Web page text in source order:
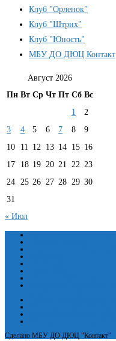
Клуб "Орленок"
Клуб "Штрих"
Клуб "Юность"
МБУ ДО ДЮЦ Контакт
Август 2026
Пн Вт Ср Чт Пт Сб Вс
1
2
3
4 5 6 7 8
9
10
11 12 13 14 15 16
17
18 19 20 21 22 23
24 25 26 27 28 29 30
31
« Июл
Сделано МБУ ДО ДЮЦ "Контакт"